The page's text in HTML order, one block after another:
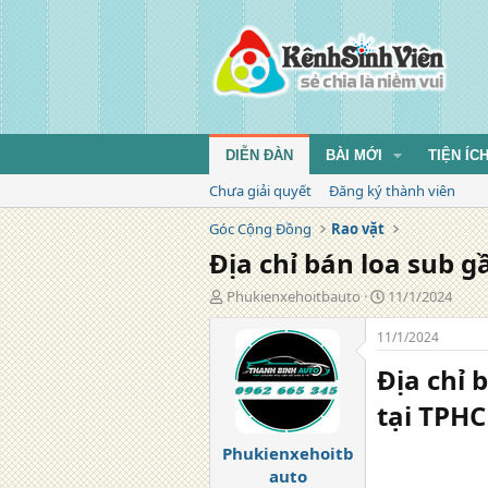
DIỄN ĐÀN BÀI MỚI TIỆN
Chưa giải quyết
Đăng ký thành viên
Góc Cộng Đồng
Rao vặt
Địa chỉ bán loa sub
T
á
Phukienxehoitbauto
N
g
à
y
đ
ă
n
g
11/1/2024
Phukienxehoitb
auto
11/1/2024
Địa chỉ
tại